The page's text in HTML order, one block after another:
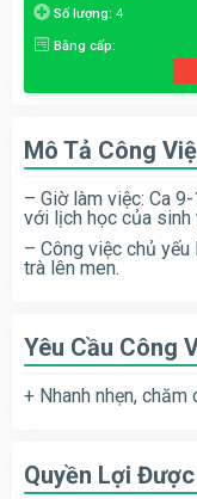
Số lượng: 4
Bằng cấp:
Mô Tả Công
– Giờ làm việc: Ca
với lịch học của sinh
– Công việc chủ yếu
trà lên men.
Yêu Cầu Công
+ Nhanh nhẹn,
Quyền Lợi